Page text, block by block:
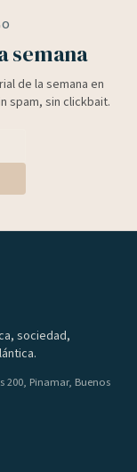
semana
de la semana en
spam, sin clickbait.
sociedad,
200, Pinamar, Buenos